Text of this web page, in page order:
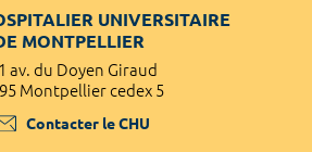
UNIVERSITAIRE
MONTPELLIER
av. du Doyen Giraud
Montpellier cedex 5
Contacter le CHU